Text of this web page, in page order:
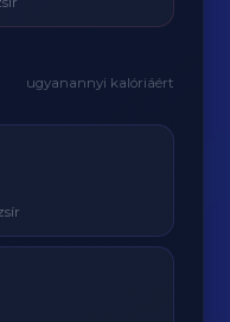
ugyanannyi kalóriáért